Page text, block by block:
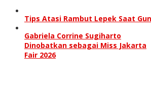
Tips Atasi Rambut Lepek Saat
Gabriela Corrine Sugiharto
Dinobatkan sebagai Miss Jakarta
Fair 2026